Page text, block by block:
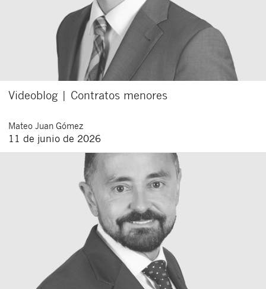
Videoblog | Contratos menores
Mateo Juan Gómez
11 de junio de 2026